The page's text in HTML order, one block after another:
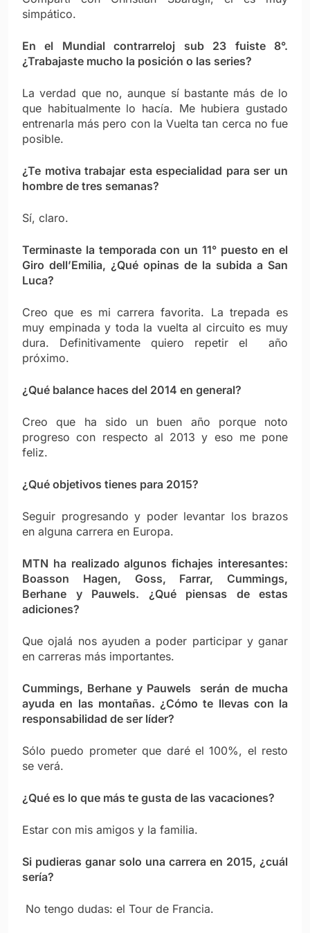
simpático.
En el Mundial contrarreloj sub 23 fuiste 8°.
¿Trabajaste mucho la posición o las series?
La verdad que no, aunque sí bastante más de lo
que habitualmente lo hacía. Me hubiera gustado
entrenarla más pero con la Vuelta tan cerca no fue
posible.
¿Te motiva trabajar esta especialidad para ser un
hombre de tres semanas?
Sí, claro.
Terminaste la temporada con un 11° puesto en el
Giro dell’Emilia, ¿Qué opinas de la subida a San
Luca?
Creo que es mi carrera favorita. La trepada es
muy empinada y toda la vuelta al circuito es muy
dura. Definitivamente quiero repetir el año
próximo.
¿Qué balance haces del 2014 en general?
Creo que ha sido un buen año porque noto
progreso con respecto al 2013 y eso me pone
feliz.
¿Qué objetivos tienes para 2015?
Seguir progresando y poder levantar los brazos
en alguna carrera en Europa.
MTN ha realizado algunos fichajes interesantes:
Boasson Hagen, Goss, Farrar, Cummings,
Berhane y Pauwels. ¿Qué piensas de estas
adiciones?
Que ojalá nos ayuden a poder participar y ganar
en carreras más importantes.
Cummings, Berhane y Pauwels serán de mucha
ayuda en las montañas. ¿Cómo te llevas con la
responsabilidad de ser líder?
Sólo puedo prometer que daré el 100%, el resto
se verá.
¿Qué es lo que más te gusta de las vacaciones?
Estar con mis amigos y la familia.
Si pudieras ganar solo una carrera en 2015, ¿cuál
sería?
No tengo dudas: el Tour de Francia.